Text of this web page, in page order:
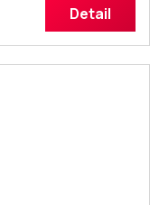
Detail